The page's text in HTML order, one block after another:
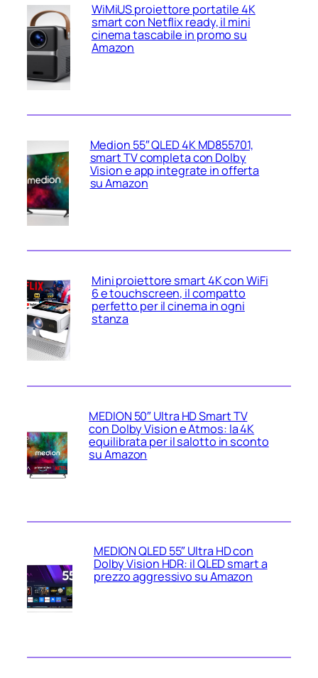
WiMiUS proiettore portatile 4K
smart con Netflix ready, il mini
cinema tascabile in promo su
Amazon
Medion 55″ QLED 4K MD855701,
smart TV completa con Dolby
Vision e app integrate in offerta
su Amazon
Mini proiettore smart 4K con WiFi
6 e touchscreen, il compatto
perfetto per il cinema in ogni
stanza
MEDION 50″ Ultra HD Smart TV
con Dolby Vision e Atmos: la 4K
equilibrata per il salotto in sconto
su Amazon
MEDION QLED 55″ Ultra HD con
Dolby Vision HDR: il QLED smart a
prezzo aggressivo su Amazon